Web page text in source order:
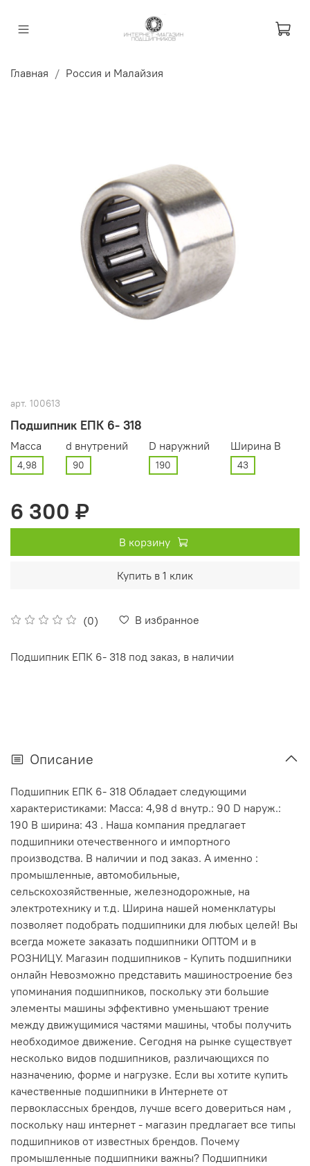
Главная Россия и Малайзия
арт. 100613
Подшипник ЕПК 6- 318
(0) В избранное
Масса
4,98
d внутрений
90
D наружний
190
Ширина В
43
6 300 ₽
В корзину
Купить в 1 клик
Подшипник ЕПК 6- 318 под заказ, в наличии
Описание
Подшипник ЕПК 6- 318 Обладает следующими
характеристиками: Масса: 4,98 d внутр.: 90 D наруж.:
190 В ширина: 43 . Наша компания предлагает
подшипники отечественного и импортного
производства. В наличии и под заказ. А именно :
промышленные, автомобильные,
сельскохозяйственные, железнодорожные, на
электротехнику и т.д. Ширина нашей номенклатуры
позволяет подобрать подшипники для любых целей! Вы
всегда можете заказать подшипники ОПТОМ и в
РОЗНИЦУ. Магазин подшипников - Купить подшипники
онлайн Невозможно представить машиностроение без
упоминания подшипников, поскольку эти большие
элементы машины эффективно уменьшают трение
между движущимися частями машины, чтобы получить
необходимое движение. Сегодня на рынке существует
несколько видов подшипников, различающихся по
назначению, форме и нагрузке. Если вы хотите купить
качественные подшипники в Интернете от
первоклассных брендов, лучше всего довериться нам ,
поскольку наш интернет - магазин предлагает все типы
подшипников от известных брендов. Почему
промышленные подшипники важны? Подшипники